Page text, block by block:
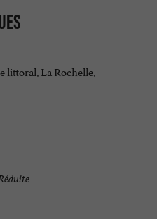
littoral, La Rochelle,